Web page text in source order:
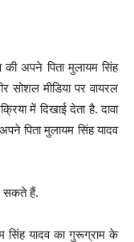
की अपने पिता मुलायम सिंह
सोशल मीडिया पर वायरल
में दिखाई देता है. दावा
पिता मुलायम सिंह यादव
हैं.
सिंह यादव का गुरूग्राम के